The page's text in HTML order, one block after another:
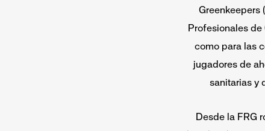
Greenkeepers
Profesionales de
como para las
jugadores de
sanitarias y
Desde la FRG